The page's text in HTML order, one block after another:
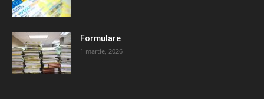
Formulare
1 martie, 2026